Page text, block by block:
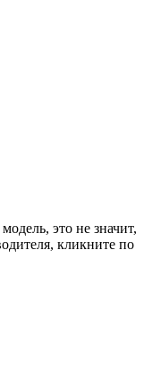
это не значит,
кликните по